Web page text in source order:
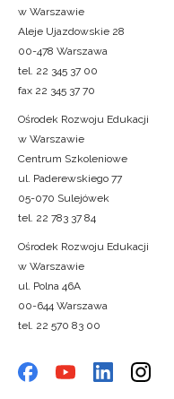
w Warszawie
Aleje Ujazdowskie 28
00-478 Warszawa
tel. 22 345 37 00
fax 22 345 37 70
Ośrodek Rozwoju Edukacji
w Warszawie
Centrum Szkoleniowe
ul. Paderewskiego 77
05-070 Sulejówek
tel. 22 783 37 84
Ośrodek Rozwoju Edukacji
w Warszawie
ul. Polna 46A
00-644 Warszawa
tel. 22 570 83 00